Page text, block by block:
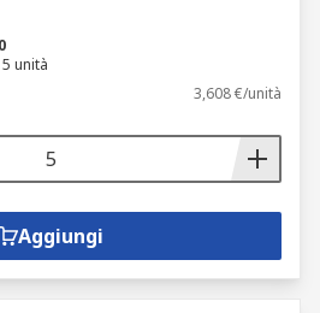
unità
3,608 €/unità
Aggiungi